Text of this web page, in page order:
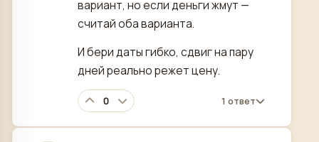
вариант, но если деньги жмут —
считай оба варианта.
И бери даты гибко, сдвиг на пару
дней реально режет цену.
0 1 ответ